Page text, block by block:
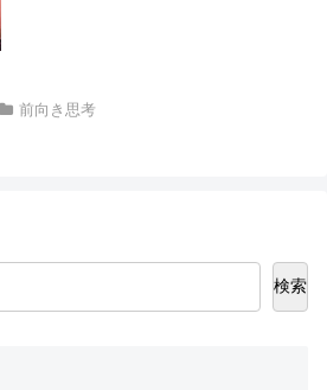
前向き思考
検索